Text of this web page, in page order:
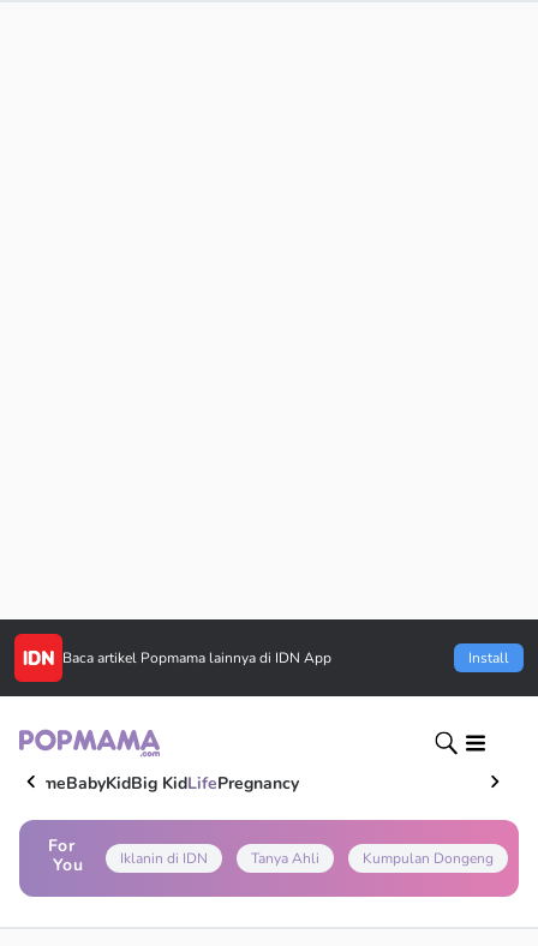
Baca artikel Popmama lainnya di IDN App Install
HomeBabyKidBig KidLifePregnancy
For
You
Iklanin di IDN Tanya Ahli Kumpulan Dongeng